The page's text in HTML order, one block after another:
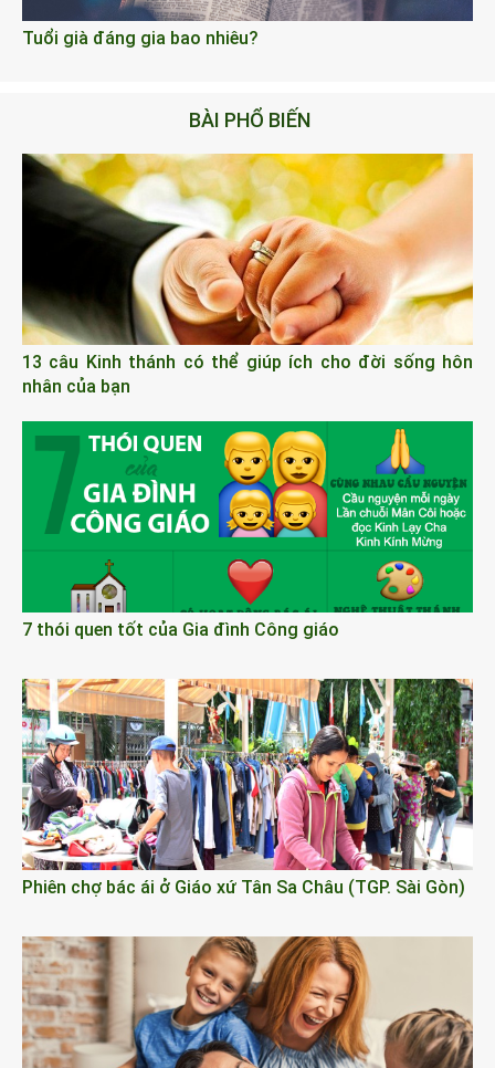
Tuổi già đáng gia bao nhiêu?
BÀI PHỔ BIẾN
13 câu Kinh thánh có thể giúp ích cho đời sống hôn
nhân của bạn
7 thói quen tốt của Gia đình Công giáo
Phiên chợ bác ái ở Giáo xứ Tân Sa Châu (TGP. Sài Gòn)